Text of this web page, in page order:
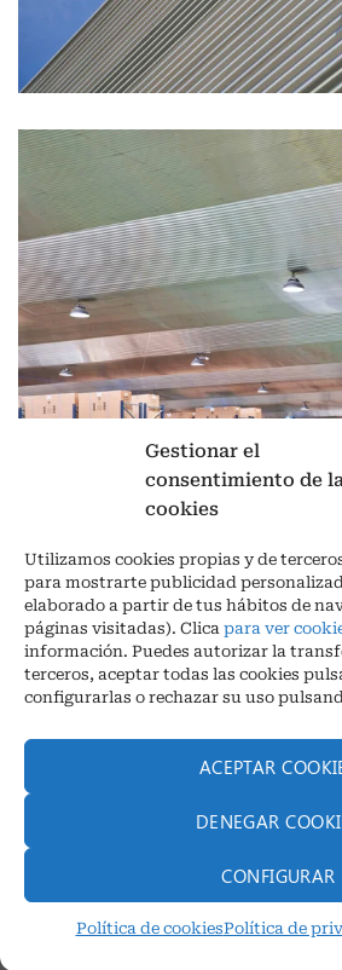
Gestionar el
consentimiento de
cookies
Utilizamos cookies propias y de
para mostrarte publicidad
elaborado a partir de tus hábitos de
páginas visitadas). Clica para ver
información. Puedes autorizar la
terceros, aceptar todas las cookies
configurarlas o rechazar su uso
ACEPTAR
DENEGAR
CONFIGURAR
Política de cookiesPolítica de
Aviso legal|Política de
Ctra. A-3132, De Aguilar a A-318 por
España
COORDENADAS: Latitud: 37,40 – Longitud
30 68
info@infrico.com Infrico SL 2026©.